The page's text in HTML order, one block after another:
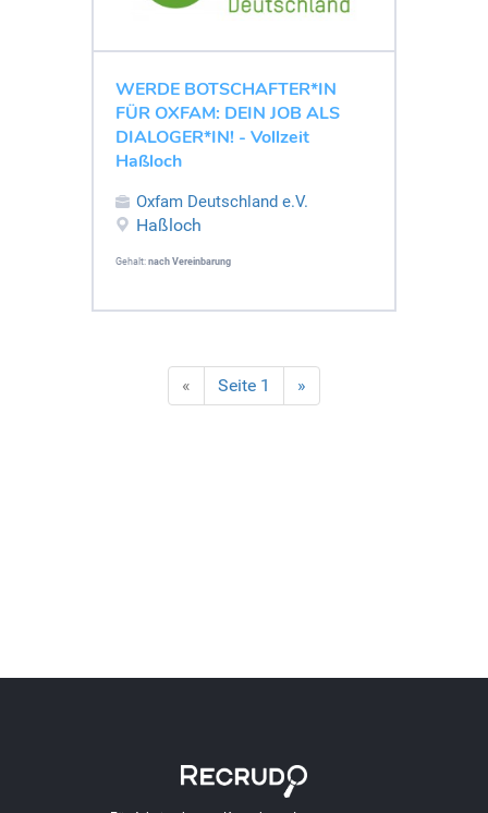
WERDE BOTSCHAFTER*IN
FÜR OXFAM: DEIN JOB ALS
DIALOGER*IN! - Vollzeit
Haßloch
Oxfam Deutschland e.V.
Haßloch
Gehalt: nach Vereinbarung
« Seite 1 »